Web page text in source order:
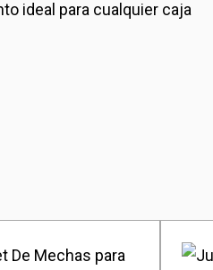
ideal para cualquier caja